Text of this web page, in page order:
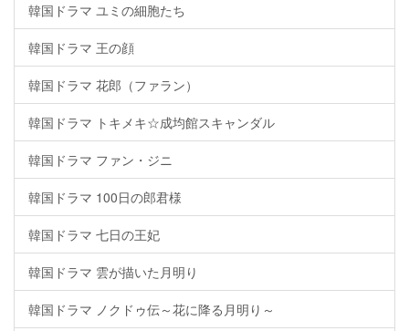
韓国ドラマ ユミの細胞たち
韓国ドラマ 王の顔
韓国ドラマ 花郎（ファラン）
韓国ドラマ トキメキ☆成均館スキャンダル
韓国ドラマ ファン・ジニ
韓国ドラマ 100日の郎君様
韓国ドラマ 七日の王妃
韓国ドラマ 雲が描いた月明り
韓国ドラマ ノクドゥ伝～花に降る月明り～